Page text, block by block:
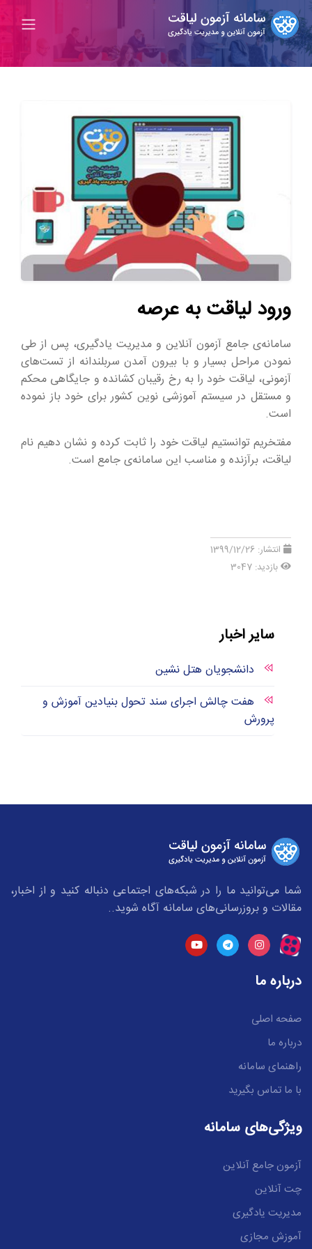
ورود لیاقت به عرصه
سامانه‌ی جامع آزمون آنلاین و مدیریت یادگیری، پس از طی
نمودن مراحل بسیار و با بیرون آمدن سربلندانه‌ از تست‌های
آزمونی، لیاقت خود را به رخ رقیبان کشانده و جایگاهی محکم
و مستقل در سیستم آموزشی نوین کشور برای خود باز نموده
است.
مفتخریم توانستیم لیاقت خود را ثابت کرده و نشان دهیم نام
لیاقت، برآزنده و مناسب این سامانه‌ی جامع است.
انتشار: 1399/12/26
بازدید: 3047
سایر اخبار
دانشجویان هتل نشین
هفت چالش اجرای سند تحول بنیادین آموزش و
پرورش
شما می‌توانید ما را در شبکه‌های اجتماعی دنباله کنید و از اخبار،
مقالات و بروزرسانی‌های سامانه آگاه شوید..
درباره ما
صفحه اصلی
درباره ما
راهنمای سامانه
با ما تماس بگیرید
ویژگی‌های سامانه
آزمون جامع آنلاین
چت آنلاین
مدیریت یادگیری
آموزش مجازی